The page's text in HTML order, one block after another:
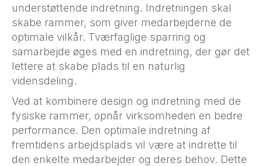
understøttende indretning. Indretningen skal
skabe rammer, som giver medarbejderne de
optimale vilkår. Tværfaglige sparring og
samarbejde øges med en indretning, der gør det
lettere at skabe plads til en naturlig
vidensdeling.
Ved at kombinere design og indretning med de
fysiske rammer, opnår virksomheden en bedre
performance. Den optimale indretning af
fremtidens arbejdsplads vil være at indrette til
den enkelte medarbejder og deres behov. Dette